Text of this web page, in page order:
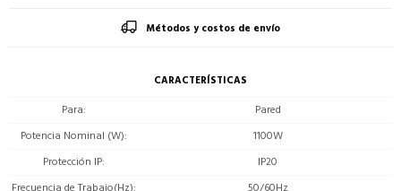
Métodos y costos de envío
CARACTERÍSTICAS
Para
Pared
Potencia Nominal (W)
1100W
Protección IP
IP20
Frecuencia de Trabajo(Hz)
50/60Hz